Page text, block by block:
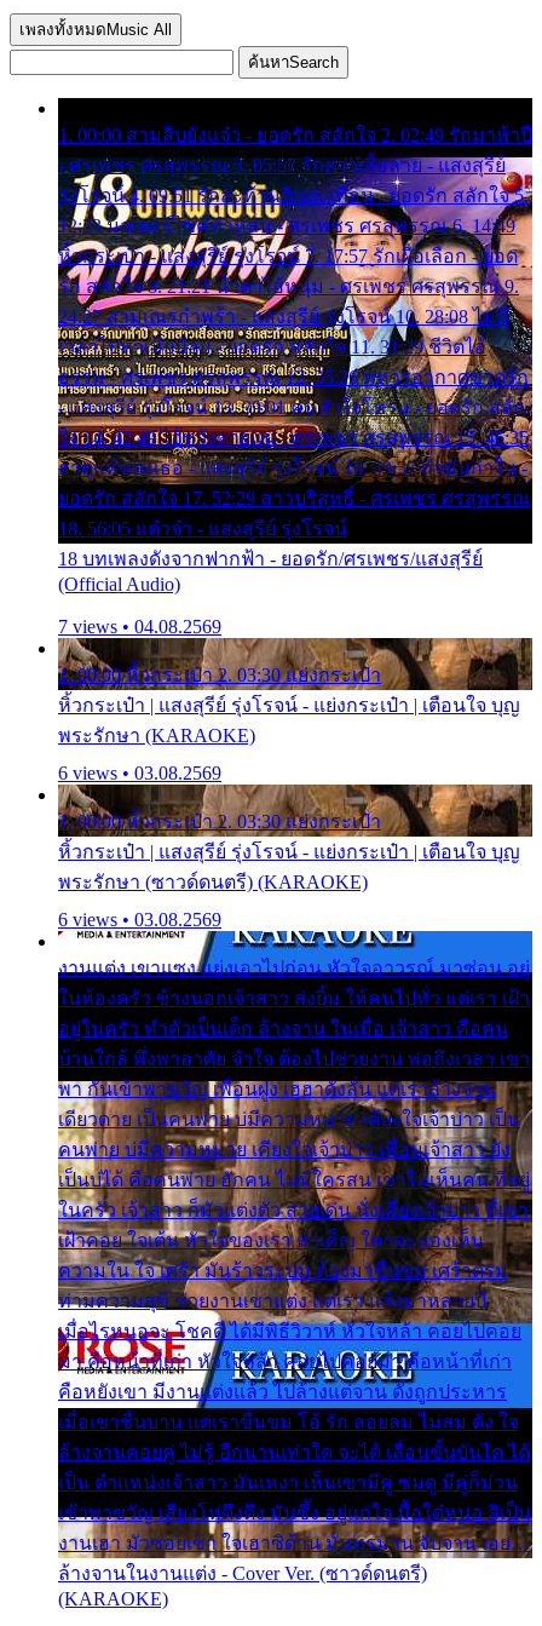
เพลงทั้งหมด Music All
ค้นหาSearch
1. 00:00 สามสิบยังแจ๋ว - ยอดรัก สลักใจ 2. 02:49 รักมาห้าปี
- ศรเพชร ศรสุพรรณ 3. 05:57 รักสาวเสื้อลาย - แสงสุรีย์
รุ่งโรจน์ 4. 09:51 รักสะท้านดินสะเทือน - ยอดรัก สลักใจ 5.
12:23 มอเตอร์ไซค์ทำหล่น - ศรเพชร ศรสุพรรณ 6. 14:49
หิ้วกระเป๋า - แสงสุรีย์ รุ่งโรจน์ 7. 17:57 รักเผื่อเลือก - ยอด
รัก สลักใจ 8. 21:21 น้ำตาไอ้หนุ่ม - ศรเพชร ศรสุพรรณ 9.
24:27 สามเณรกำพร้า - แสงสุรีย์ รุ่งโรจน์ 10. 28:08 ไม่มี
เวลาไปหาเมียน้อย - ยอดรัก สลักใจ 11. 31:29 ชีวิตไอ้
ธรรม - ศรเพชร ศรสุพรรณ 12. 35:26 ทหารอากาศขาดรัก
- แสงสุรีย์ รุ่งโรจน์ 13. 39:01 คนหัวใจโทรม - ยอดรัก สลัก
ใจ 14. 42:49 ไอ้หวังตายแน่ - ศรเพชร ศรสุพรรณ 15. 46:35
ธาตุแท้ของเธอ - แสงสุรีย์ รุ่งโรจน์ 16. 49:57 กำนันกำใน -
ยอดรัก สลักใจ 17. 52:29 สาวบริสุทธิ์ - ศรเพชร ศรสุพรรณ
18. 56:05 แต๋วจ๋า - แสงสุรีย์ รุ่งโรจน์
18 บทเพลงดังจากฟากฟ้า - ยอดรัก/ศรเพชร/แสงสุรีย์
(Official Audio)
7 views • 04.08.2569
1. 00:00 หิ้วกระเป๋า 2. 03:30 แย่งกระเป๋า
หิ้วกระเป๋า | แสงสุรีย์ รุ่งโรจน์ - แย่งกระเป๋า | เตือนใจ บุญ
พระรักษา (KARAOKE)
6 views • 03.08.2569
1. 00:00 หิ้วกระเป๋า 2. 03:30 แย่งกระเป๋า
หิ้วกระเป๋า | แสงสุรีย์ รุ่งโรจน์ - แย่งกระเป๋า | เตือนใจ บุญ
พระรักษา (ซาวด์ดนตรี) (KARAOKE)
6 views • 03.08.2569
งานแต่ง เขาแซง แย่งเอาไปก่อน หัวใจอาวรณ์ มาซ่อน อยู่
ในห้องครัว ข้างนอกเจ้าสาว ส่งยิ้ม ให้คนไปทั่ว แต่เรา เฝ้า
อยู่ในครัว ทำตัวเป็นเด็ก ล้างจาน ในเมื่อ เจ้าสาว คือคน
บ้านใกล้ พึ่งพาอาศัย จำใจ ต้องไปช่วยงาน พอถึงเวลา เขา
พา กันเข้าพาขวัญ เพื่อนฝูง เฮฮาดังลั่น แต่เราล้างจาน
เดียวดาย เป็นคนพ่าย บ่มีความหมาย เคียงใจเจ้าบ่าว เป็น
คนพ่าย บ่มีความหมาย เคียงใจเจ้าบ่าว เพื่อนเจ้าสาว ยัง
เป็นบ่ได้ คือคนพ่าย ฮักคน ไม่มีใครสน เขาไม่เห็นคน ที่อยู่
ในครัว เจ้าสาว ก็มัวแต่งตัว สวยเด่น นั่งเคียงเจ้าบ่าว ที่เขา
เฝ้าคอย ใจเต้น หัวใจของเรา ลำเค็ญ ใครจะมองเห็น
ความใน ใจ เศร้า มันร้าวระบม ต้องมาขื่นขม เศร้าตรม
ท่ามความสุขี ช่วยงานเขาแต่ง แต่เรา แล้งมาหลายปี
เมื่อไรหนอจะ โชคดี ได้มีพิธีวิวาห์ หัวใจหล้า คอยไปคอย
มา คือหน้าที่เก่า หัวใจหล้า คอยไปคอยมา คือหน้าที่เก่า
คือหยังเขา มีงานแต่งแล้ว ไปล้างแต่จาน ดั่งถูกประหาร
เมื่อเขาชื่นบาน แต่เราขื่นขม โอ้ รัก ลอยลม ไม่สม ดัง ใจ
ล้างจานคอยคู่ ไม่รู้ อีกนานเท่าใด จะได้ เลื่อนขั้นบันได ได้
เป็น ตำแหน่งเจ้าสาว มันเหงา เห็นเขามีคู่ ซมดู มีคู่ก็ม่วน
เข้าพาขวัญ เสียงโห่ตึงตึง มันซึ้ง อยู่แก่ใจ มื้อใด๋หนอ สิเป็น
งานเฮา มัวซอยเขา ใจเฮาซิด้าน มันทรมาน จับจาน เอย…
ล้างจานในงานแต่ง - Cover Ver. (ซาวด์ดนตรี)
(KARAOKE)